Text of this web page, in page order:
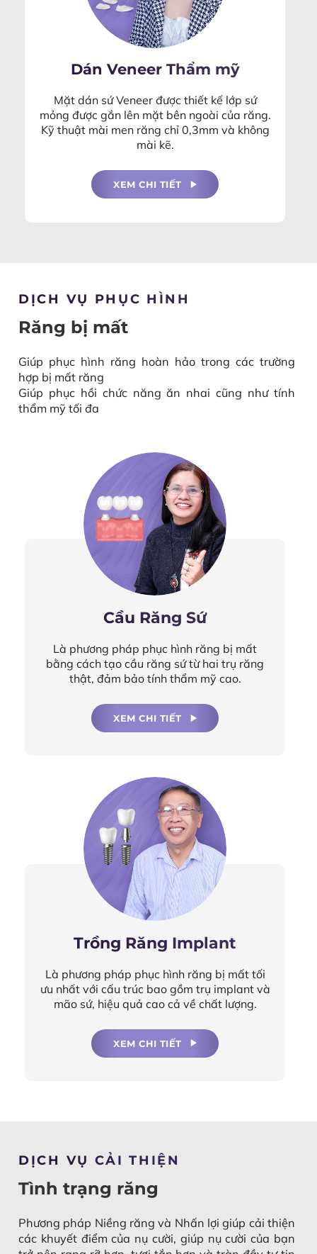
Dán Veneer Thẩm mỹ
Mặt dán sứ Veneer được thiết kế lớp sứ
mỏng được gắn lên mặt bên ngoài của răng.
Kỹ thuật mài men răng chỉ 0,3mm và không
mài kẽ.
XEM CHI TIẾT
DỊCH VỤ PHỤC HÌNH
Răng bị mất
Giúp phục hình răng hoàn hảo trong các trường
hợp bị mất răng
Giúp phục hồi chức năng ăn nhai cũng như tính
thẩm mỹ tối đa
Cầu Răng Sứ
Là phương pháp phục hình răng bị mất
bằng cách tạo cầu răng sứ từ hai trụ răng
thật, đảm bảo tính thẩm mỹ cao.
XEM CHI TIẾT
Trồng Răng Implant
Là phương pháp phục hình răng bị mất tối
ưu nhất với cấu trúc bao gồm trụ implant và
mão sứ, hiệu quả cao cả về chất lượng.
XEM CHI TIẾT
DỊCH VỤ CẢI THIỆN
Tình trạng răng
Phương pháp Niềng răng và Nhấn lợi giúp cải thiện
các khuyết điểm của nụ cười, giúp nụ cười của bạn